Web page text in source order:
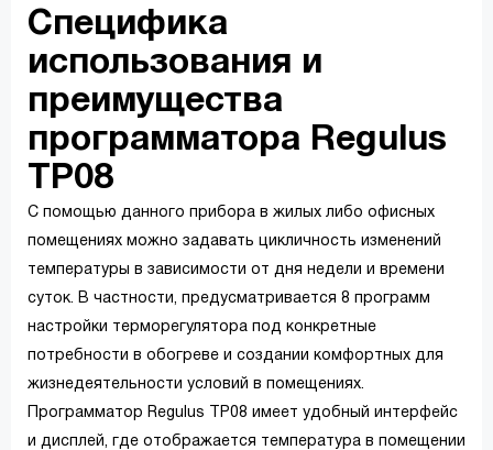
Специфика
использования и
преимущества
программатора Regulus
TP08
С помощью данного прибора в жилых либо офисных
помещениях можно задавать цикличность изменений
температуры в зависимости от дня недели и времени
суток. В частности, предусматривается 8 программ
настройки терморегулятора под конкретные
потребности в обогреве и создании комфортных для
жизнедеятельности условий в помещениях.
Программатор Regulus TP08 имеет удобный интерфейс
и дисплей, где отображается температура в помещении